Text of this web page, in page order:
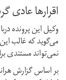
اقرارها عادی
وکیل این پرونده
می‌گوید که غالب
نمی‌تواند مستندی
بر اساس گزارش